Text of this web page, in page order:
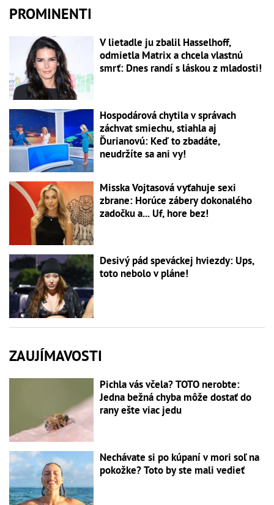
PROMINENTI
V lietadle ju zbalil Hasselhoff,
odmietla Matrix a chcela vlastnú
smrť: Dnes randí s láskou z mladosti!
Hospodárová chytila v správach
záchvat smiechu, stiahla aj
Ďurianovú: Keď to zbadáte,
neudržíte sa ani vy!
Misska Vojtasová vyťahuje sexi
zbrane: Horúce zábery dokonalého
zadočku a... Uf, hore bez!
Desivý pád speváckej hviezdy: Ups,
toto nebolo v pláne!
ZAUJÍMAVOSTI
Pichla vás včela? TOTO nerobte:
Jedna bežná chyba môže dostať do
rany ešte viac jedu
Nechávate si po kúpaní v mori soľ na
pokožke? Toto by ste mali vedieť